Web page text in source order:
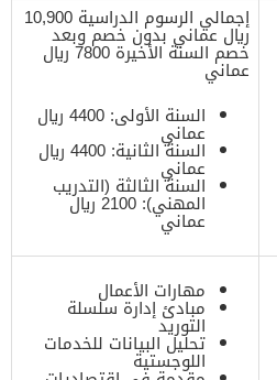
إجمالي الرسوم الدراسية 10,900
ريال عماني بدون خصم وبعد
خصم السنة الأخيرة 7800 ريال
عماني
السنة الأولى: 4400 ريال
عماني
السنة الثانية: 4400 ريال
عماني
السنة الثالثة (التدريب
المهني): 2100 ريال
عماني
مهارات الأعمال
مبادئ إدارة سلسلة
التوريد
تحليل البيانات للخدمات
اللوجستية